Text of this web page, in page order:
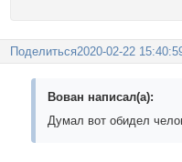
Поделиться2020-02-22
Вован написал(а):
Думал вот обидел